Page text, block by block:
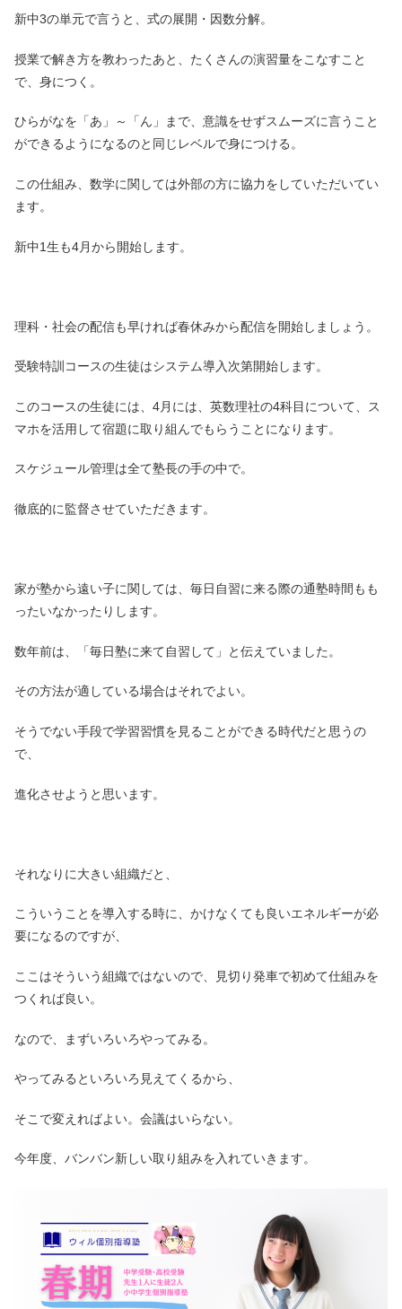
新中3の単元で言うと、式の展開・因数分解。
授業で解き方を教わったあと、たくさんの演習量をこなすこと
で、身につく。
ひらがなを「あ」～「ん」まで、意識をせずスムーズに言うこと
ができるようになるのと同じレベルで身につける。
この仕組み、数学に関しては外部の方に協力をしていただいてい
ます。
新中1生も4月から開始します。
理科・社会の配信も早ければ春休みから配信を開始しましょう。
受験特訓コースの生徒はシステム導入次第開始します。
このコースの生徒には、4月には、英数理社の4科目について、ス
マホを活用して宿題に取り組んでもらうことになります。
スケジュール管理は全て塾長の手の中で。
徹底的に監督させていただきます。
家が塾から遠い子に関しては、毎日自習に来る際の通塾時間もも
ったいなかったりします。
数年前は、「毎日塾に来て自習して」と伝えていました。
その方法が適している場合はそれでよい。
そうでない手段で学習習慣を見ることができる時代だと思うの
で、
進化させようと思います。
それなりに大きい組織だと、
こういうことを導入する時に、かけなくても良いエネルギーが必
要になるのですが、
ここはそういう組織ではないので、見切り発車で初めて仕組みを
つくれば良い。
なので、まずいろいろやってみる。
やってみるといろいろ見えてくるから、
そこで変えればよい。会議はいらない。
今年度、バンバン新しい取り組みを入れていきます。